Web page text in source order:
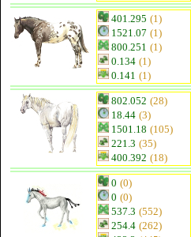
401.295 (1)
1521.07 (1)
800.251 (1)
0.134 (1)
0.141 (1)
802.052 (28)
18.44 (3)
1501.18 (105)
221.3 (35)
400.392 (18)
0 (0)
0 (0)
537.3 (552)
254.4 (262)